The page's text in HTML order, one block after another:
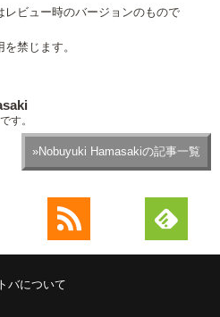
ビュー時のバージョンのもので
禁じます。
す。
»Nobuyuki Hamasakiの記事一覧
バについて